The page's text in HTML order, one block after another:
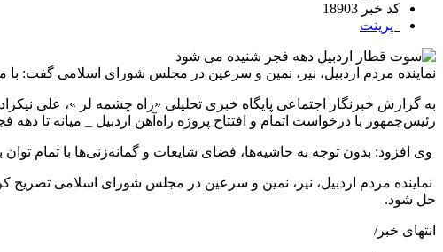
کد خبر 18903
پرینت
نماینده مردم اردبیل، نیر، نمین و سرعین در مجلس شورای اسلامی گفت: با موافقت
به گزارش خبرنگار اجتماعی پایگاه خبری تحلیلی «راه چشمه لر »، علی
رئیس‌جمهور با درخواست اتمام و افتتاح پروژه راه‌آهن اردبیل _ میانه تا دهه فجر ۱۴۰۳ موافقت
وی افزود: بدون توجه به حاشیه‌ها، فضای شایعات و گمانه‌زنی‌ها با تمام
نماینده مردم اردبیل، نیر، نمین و سرعین در مجلس شورای اسلامی
حل شود.
انتهای خبر/